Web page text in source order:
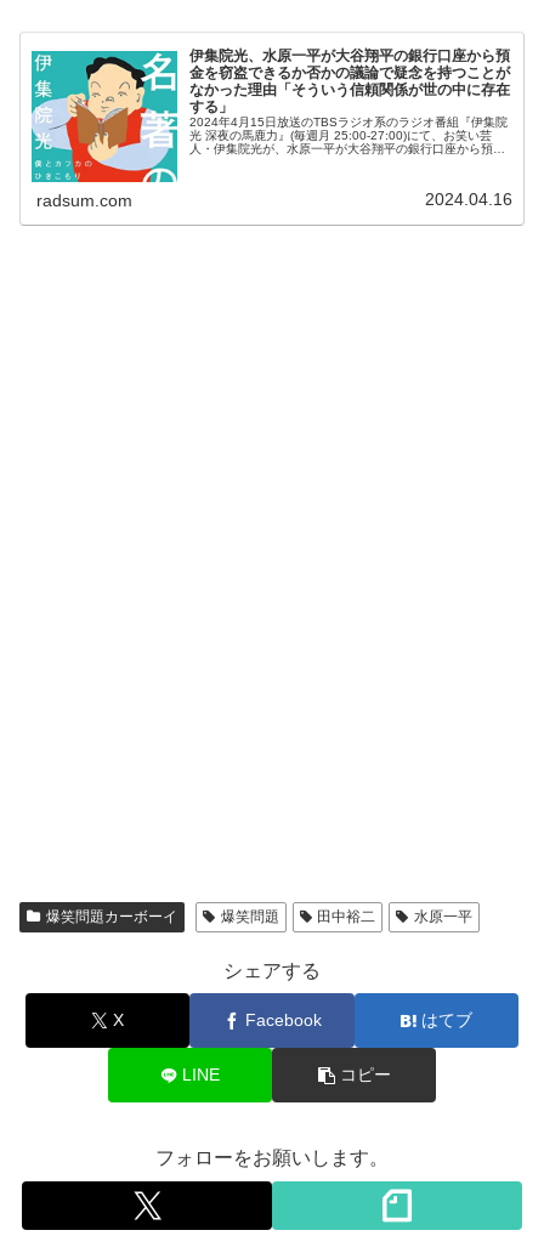
伊集院光、水原一平が大谷翔平の銀行口座から預
金を窃盗できるか否かの議論で疑念を持つことが
なかった理由「そういう信頼関係が世の中に存在
する」
2024年4月15日放送のTBSラジオ系のラジオ番組『伊集院
光 深夜の馬鹿力』(毎週月 25:00-27:00)にて、お笑い芸
人・伊集院光が、水原一平が大谷翔平の銀行口座から預金
radsum.com 2024.04.16
爆笑問題カーボーイ 爆笑問題 田中裕二 水原一平
シェアする
X Facebook はてブ
LINE コピー
フォローをお願いします。